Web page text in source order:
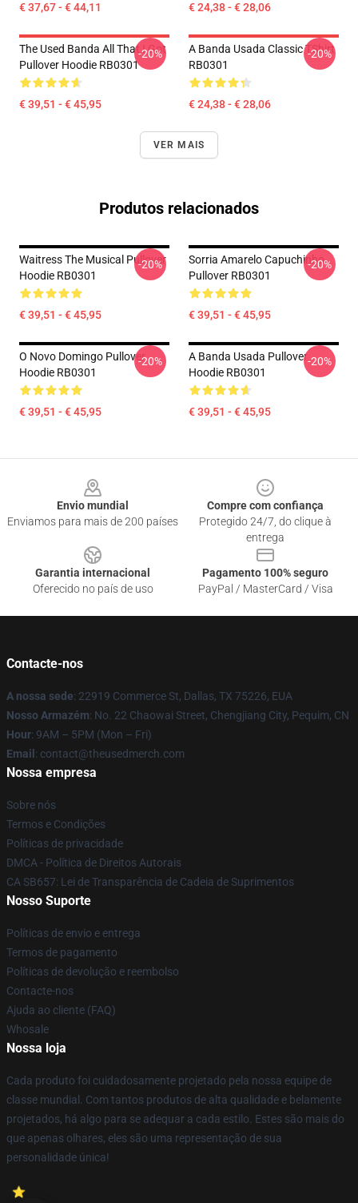
€ 37,67 - € 44,11 € 24,38 - € 28,06
The Used Banda All That I Got
Pullover Hoodie RB0301
€ 39,51 - € 45,95
-20%
A Banda Usada Classic TShirt
RB0301
€ 24,38 - € 28,06
-20%
VER MAIS
Produtos relacionados
Waitress The Musical Pullover
Hoodie RB0301
€ 39,51 - € 45,95
-20%
Sorria Amarelo Capuchinho
Pullover RB0301
€ 39,51 - € 45,95
-20%
O Novo Domingo Pullover
Hoodie RB0301
€ 39,51 - € 45,95
-20%
A Banda Usada Pullover
Hoodie RB0301
€ 39,51 - € 45,95
-20%
Envio mundial
Enviamos para mais de 200 países
Compre com confiança
Protegido 24/7, do clique à
entrega
Garantia internacional
Oferecido no país de uso
Pagamento 100% seguro
PayPal / MasterCard / Visa
Contacte-nos
A nossa sede: 22919 Commerce St, Dallas, TX 75226, EUA
Nosso Armazém: No. 22 Chaowai Street, Chengjiang City, Pequim, CN
Hour: 9AM – 5PM (Mon – Fri)
Email : contact@theusedmerch.com
Nossa empresa
Sobre nós
Termos e Condições
Políticas de privacidade
DMCA - Política de Direitos Autorais
CA SB657: Lei de Transparência de Cadeia de Suprimentos
Nosso Suporte
Políticas de envio e entrega
Termos de pagamento
Políticas de devolução e reembolso
Contacte-nos
Ajuda ao cliente (FAQ)
Whosale
Nossa loja
Cada produto foi cuidadosamente projetado pela nossa equipe de
classe mundial. Com tantos produtos de alta qualidade e belamente
projetados, há algo para se adequar a cada estilo. Estes são mais do
que apenas olhares, eles são uma representação de sua
personalidade única!